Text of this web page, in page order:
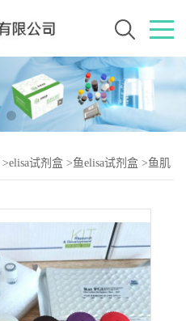
>elisa试剂盒 >鱼elisa试剂盒 >鱼肌